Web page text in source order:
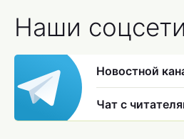
Наши соцсети
Новостной
Чат с